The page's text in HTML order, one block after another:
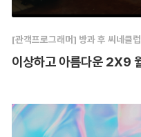
[관객프로그래머] 방과 후 씨네클럽